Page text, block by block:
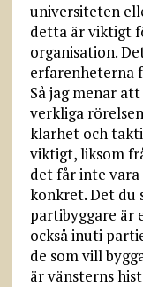
universiteten
detta är viktigt
organisation.
erfarenheterna
Så jag menar
verkliga
klarhet och
viktigt, liksom
det får inte
konkret. Det du
partibyggare är
också inuti
de som vill
är vänsterns